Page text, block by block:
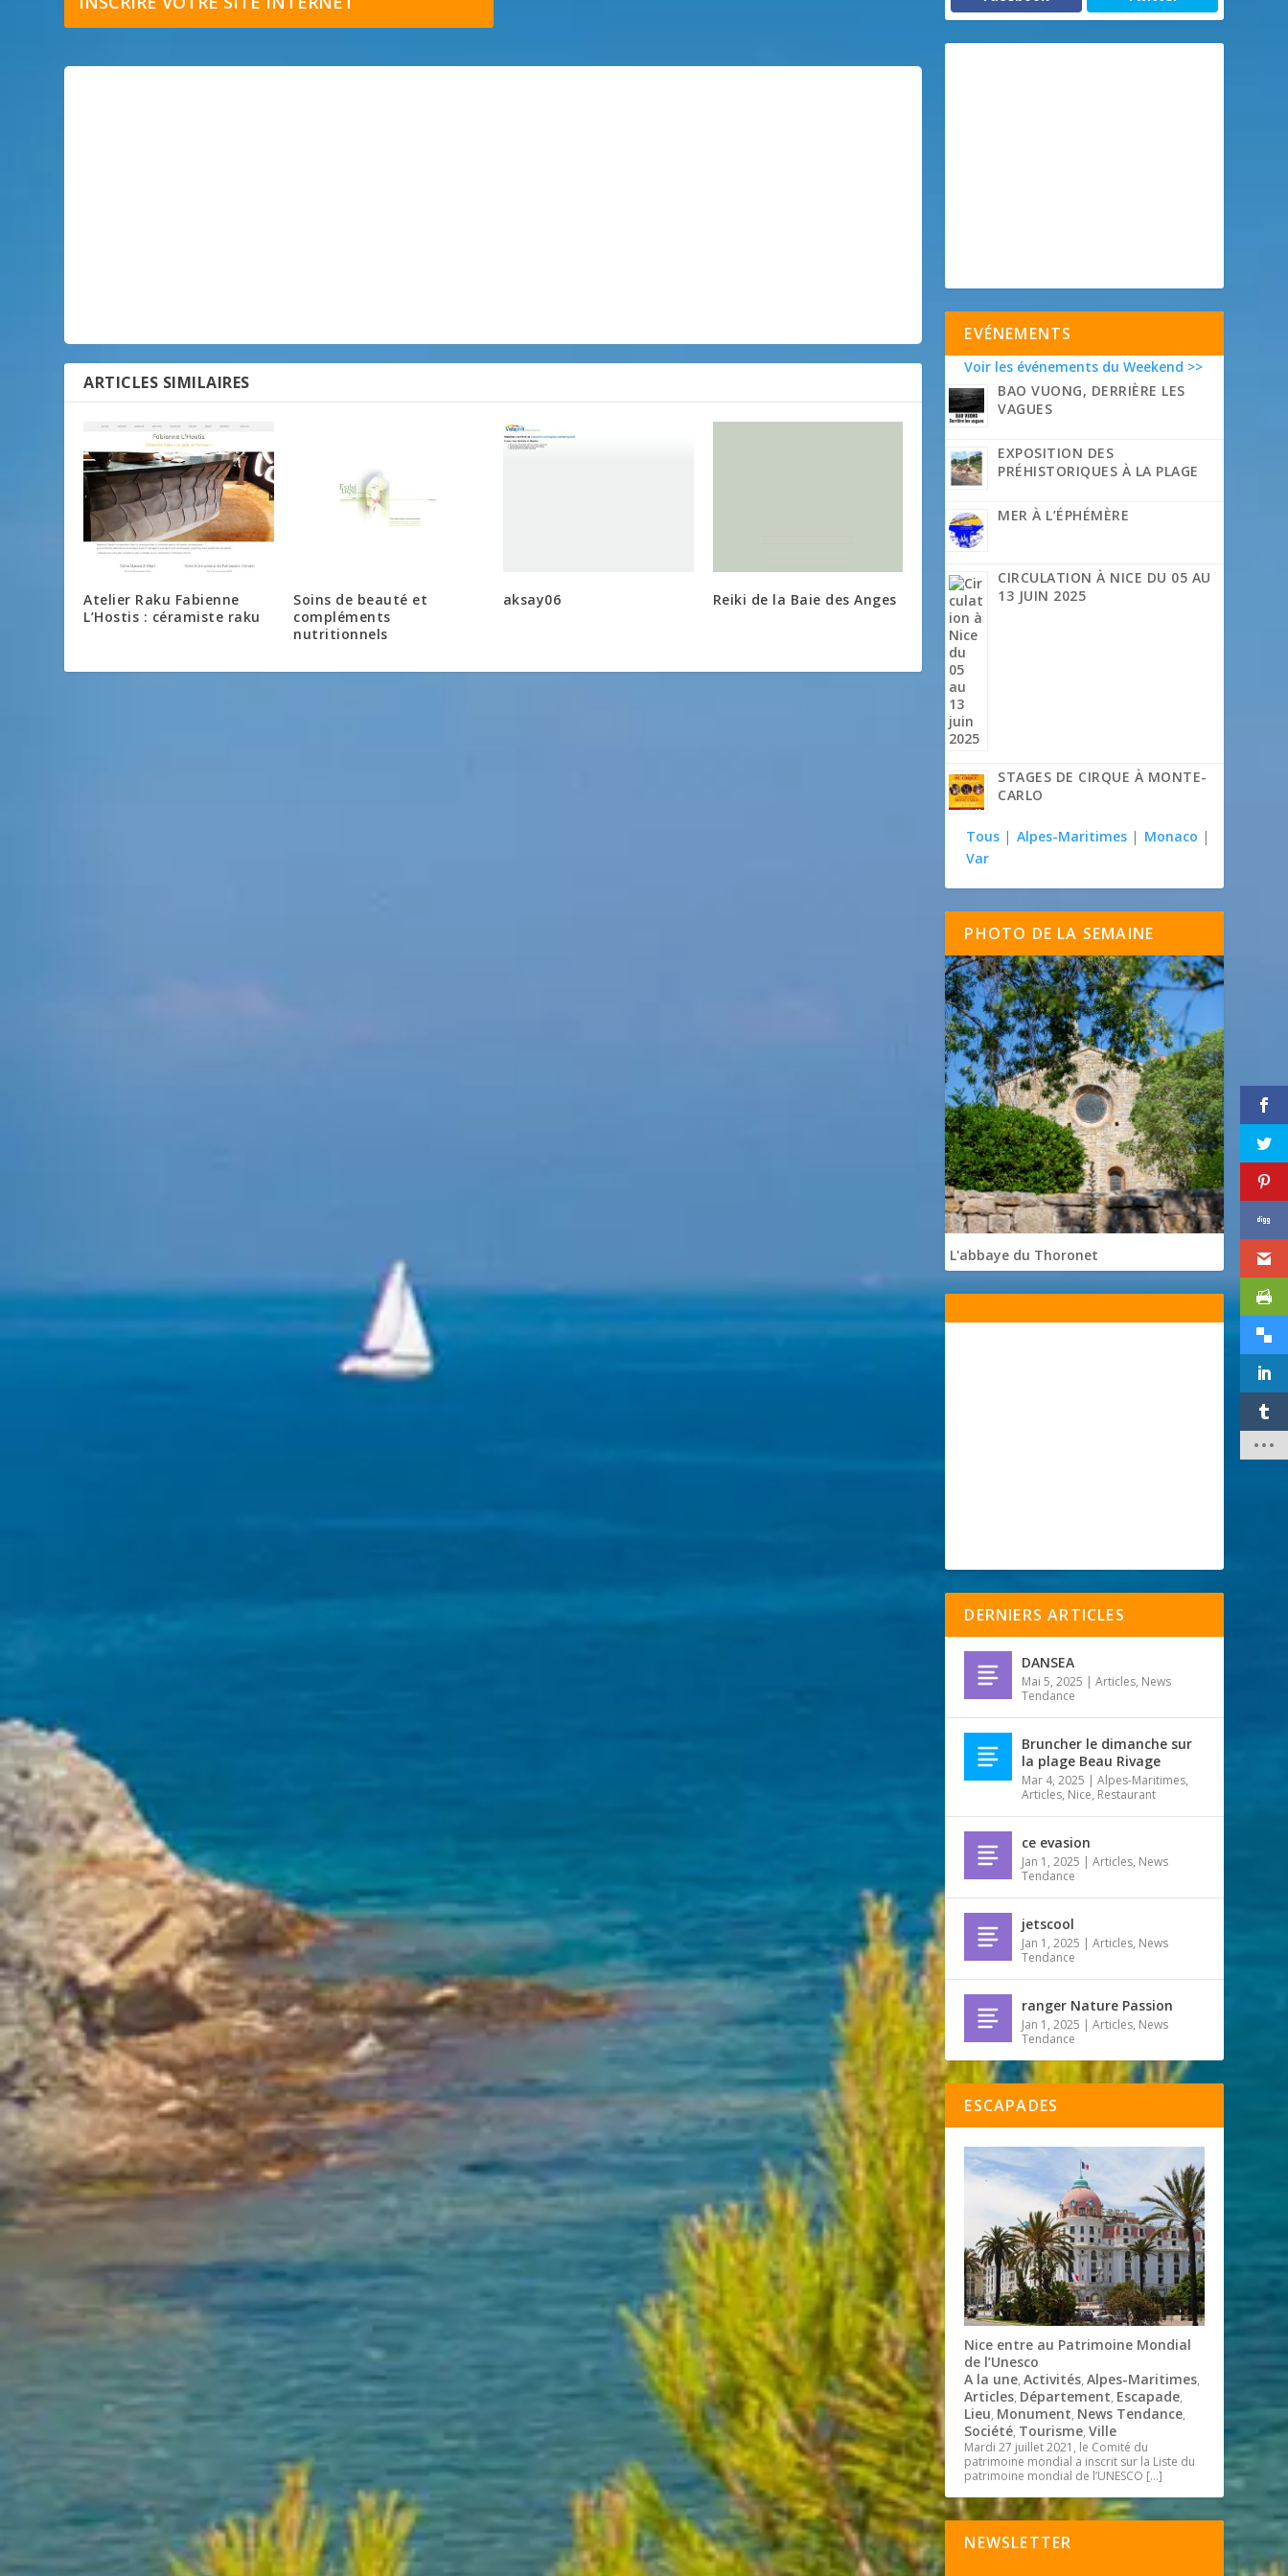
ARTICLES SIMILAIRES
Atelier Raku Fabienne
L’Hostis : céramiste raku
Soins de beauté et
compléments
nutritionnels
aksay06 Reiki de la Baie des Anges
EVÉNEMENTS
Voir les événements du Weekend >>
BAO VUONG, DERRIÈRE LES
VAGUES
EXPOSITION DES
PRÉHISTORIQUES À LA PLAGE
MER À L’ÉPHÉMÈRE
CIRCULATION À NICE DU 05 AU
13 JUIN 2025
STAGES DE CIRQUE À MONTE-
CARLO
Tous | Alpes-Maritimes | Monaco |
Var
PHOTO DE LA SEMAINE
L'abbaye du Thoronet
DERNIERS ARTICLES
DANSEA
Mai 5, 2025 |Articles, News
Tendance
Bruncher le dimanche sur
la plage Beau Rivage
Mar 4, 2025 |Alpes-Maritimes,
Articles, Nice, Restaurant
ce evasion
Jan 1, 2025 |Articles, News
Tendance
jetscool
Jan 1, 2025 |Articles, News
Tendance
ranger Nature Passion
Jan 1, 2025 |Articles, News
Tendance
ESCAPADES
Nice entre au Patrimoine Mondial
de l’Unesco
A la une,Activités,Alpes-Maritimes,
Articles, Département, Escapade,
Lieu, Monument, News Tendance,
Société, Tourisme,Ville
Mardi 27 juillet 2021, le Comité du
patrimoine mondial a inscrit sur la Liste du
patrimoine mondial de l’UNESCO […]
NEWSLETTER